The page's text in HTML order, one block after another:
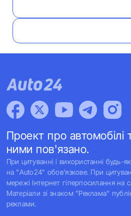
Проект про автомобілі
ними пов'язано.
При цитуванні і використанні будь-
на "Auto24" обов'язкове. При
мережі Інтернет гіперпосилання на
Матеріали зі знаком "Реклама"
реклами.